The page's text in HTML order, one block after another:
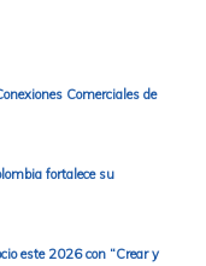
Comerciales de
fortalece su
este 2026 con “Crear y